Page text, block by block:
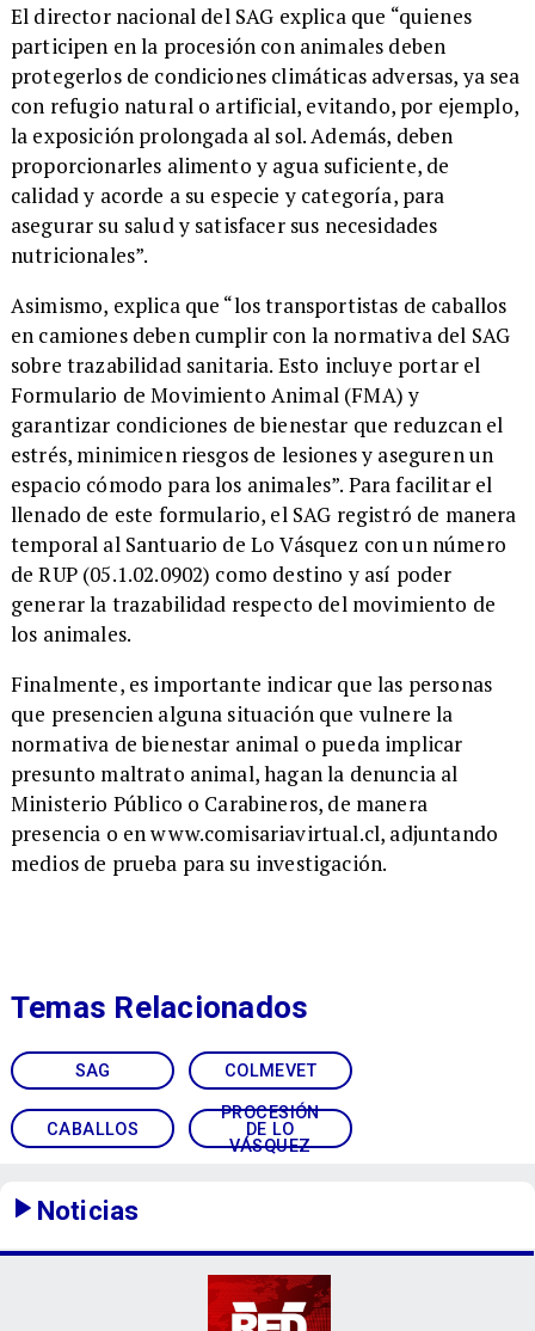
​El director nacional del SAG explica que “quienes
participen en la procesión con animales deben
protegerlos de condiciones climáticas adversas, ya sea
con refugio natural o artificial, evitando, por ejemplo,
la exposición prolongada al sol. Además, deben
proporcionarles alimento y agua suficiente, de
calidad y acorde a su especie y categoría, para
asegurar su salud y satisfacer sus necesidades
nutricionales”.
​Asimismo, explica que “los transportistas de caballos
en camiones deben cumplir con la normativa del SAG
sobre trazabilidad sanitaria. Esto incluye portar el
Formulario de Movimiento Animal (FMA) y
garantizar condiciones de bienestar que reduzcan el
estrés, minimicen riesgos de lesiones y aseguren un
espacio cómodo para los animales”. Para facilitar el
llenado de este formulario, el SAG registró de manera
temporal al Santuario de Lo Vásquez con un número
de RUP (05.1.02.0902) como destino y así poder
generar la trazabilidad respecto del movimiento de
los animales.
​Finalmente, es importante indicar que las personas
que presencien alguna situación que vulnere la
normativa de bienestar animal o pueda implicar
presunto maltrato animal, hagan la denuncia al
Ministerio Público o Carabineros, de manera
presencia o en www.comisariavirtual.cl, adjuntando
medios de prueba para su investigación.
SAG COLMEVET
CABALLOS
PROCESIÓN
DE LO
VÁSQUEZ
Temas Relacionados
Noticias